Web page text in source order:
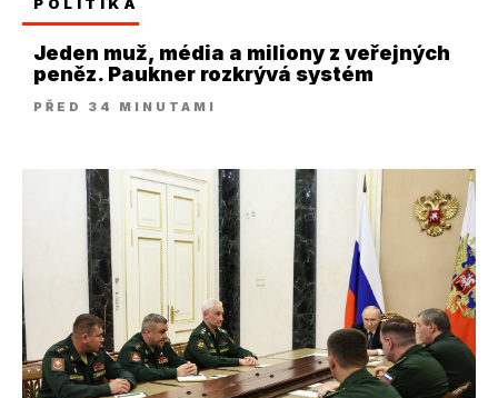
Jeden muž, média a miliony z veřejných
peněz. Paukner rozkrývá systém
PŘED 34 MINUTAMI